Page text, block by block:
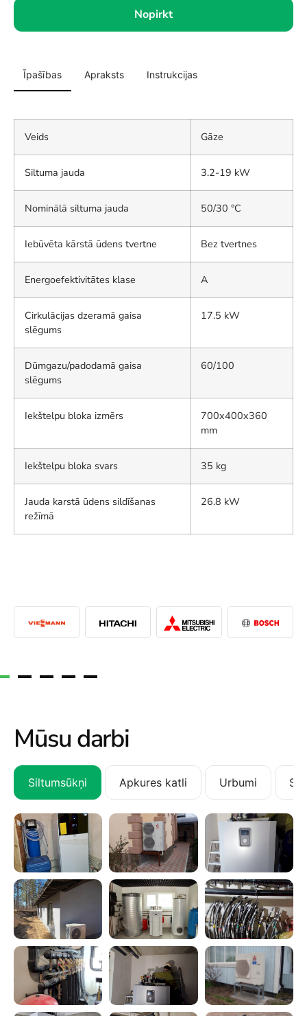
Nopirkt
Īpašības Apraksts Instrukcijas
Veids Gāze
Siltuma jauda 3.2-19 kW
Nominālā siltuma jauda 50/30 °C
Iebūvēta kārstā ūdens tvertne Bez tvertnes
Energoefektivitātes klase A
Cirkulācijas dzeramā gaisa
slēgums
17.5 kW
Dūmgazu/padodamā gaisa
slēgums
60/100
Iekštelpu bloka izmērs
700x400x360
mm
Iekštelpu bloka svars 35 kg
Jauda karstā ūdens sildīšanas
režīmā
26.8 kW
Mūsu darbi
Siltumsūkņi Apkures katli Urbumi